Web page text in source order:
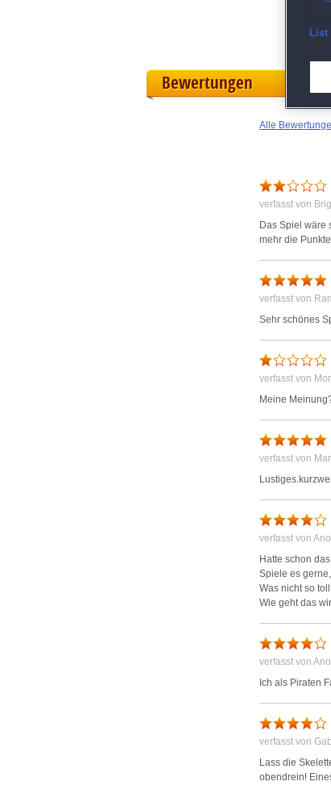
Bewertungen
Alle
verfasst von
Das Spiel wäre
mehr die
verfasst von
Sehr schönes
verfasst von
Meine
verfasst von
verfasst von
Hatte schon
Spiele es
Was nicht so
Wie geht das
verfasst von
Ich als Piraten
verfasst von
Lass die
obendrein!